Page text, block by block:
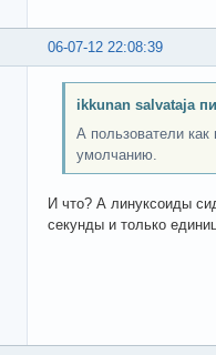
06-07-12 22:08:39
ikkunan salvataja
А пользователи как
умолчанию.
И что? А линуксоиды
секунды и только